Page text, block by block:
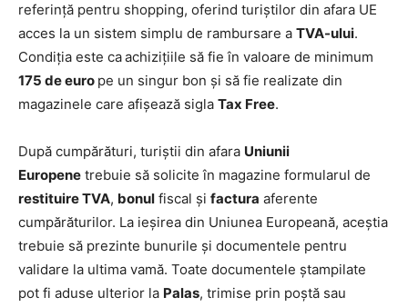
referință pentru shopping, oferind turiștilor din afara UE
acces la un sistem simplu de rambursare a TVA-ului.
Condiţia este caachizițiile să fie în valoare de minimum
175 de euro pe un singur bon şi să fie realizate din
magazinele care afișează sigla Tax Free.
După cumpărături, turiștii din afara Uniunii
Europene trebuie să solicite în magazine formularul de
restituire TVA, bonul fiscal și factura aferente
cumpărăturilor. La ieșirea din Uniunea Europeană, aceştia
trebuie să prezinte bunurile și documentele pentru
validare la ultima vamă. Toate documentele ștampilate
pot fi aduse ulterior la Palas, trimise prin poștă sau